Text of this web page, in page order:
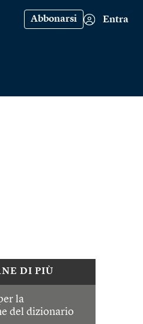
Abbonarsi Entra
DI PIÙ
la
del dizionario